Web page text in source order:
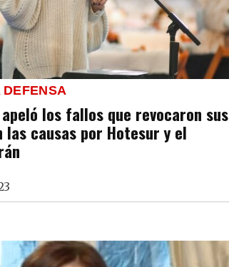
DEFENSA
los fallos que revocaron sus
causas por Hotesur y el